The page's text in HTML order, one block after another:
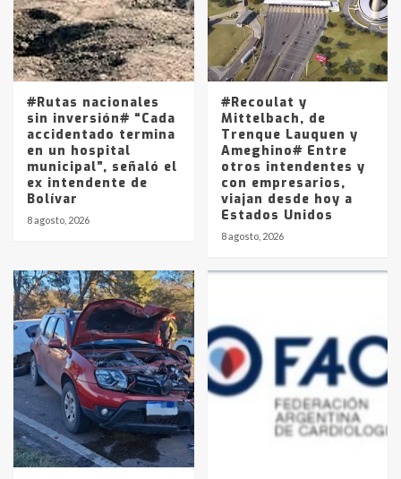
Los precios de los combustibles en
La Pampa, desde YPF hasta Axion
entre 857 a 1338 pesos
#Rutas nacionales
sin inversión# “Cada
accidentado termina
en un hospital
municipal”, señaló el
ex intendente de
Bolívar
8 agosto, 2026
#Recoulat y
Mittelbach, de
Trenque Lauquen y
Ameghino# Entre
otros intendentes y
con empresarios,
viajan desde hoy a
Estados Unidos
8 agosto, 2026